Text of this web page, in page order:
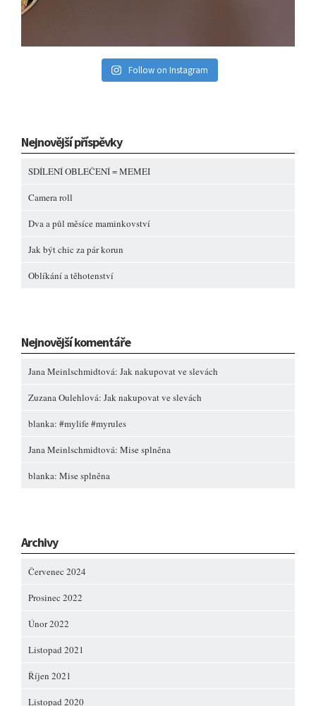
Follow on Instagram
Nejnovější příspěvky
SDÍLENÍ OBLEČENÍ = MEMEI
Camera roll
Dva a půl měsíce maminkovství
Jak být chic za pár korun
Oblíkání a těhotenství
Nejnovější komentáře
Jana Meinlschmidtová: Jak nakupovat ve slevách
Zuzana Oulehlová: Jak nakupovat ve slevách
blanka: #mylife #myrules
Jana Meinlschmidtová: Mise splněna
blanka: Mise splněna
Archivy
Červenec 2024
Prosinec 2022
Únor 2022
Listopad 2021
Říjen 2021
Listopad 2020